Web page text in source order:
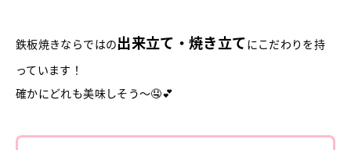
鉄板焼きならではの出来立て・焼き立て にこだわりを持
っています！
確かにどれも美味しそう～🤤💕